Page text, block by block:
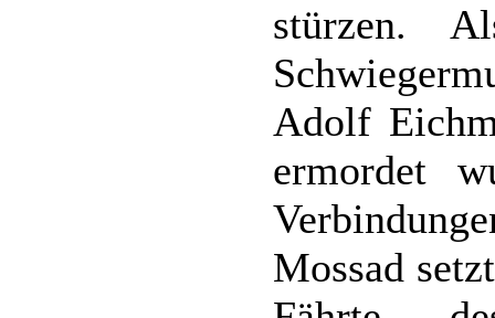
stürzen.
Adolf
ermordet
Mossad